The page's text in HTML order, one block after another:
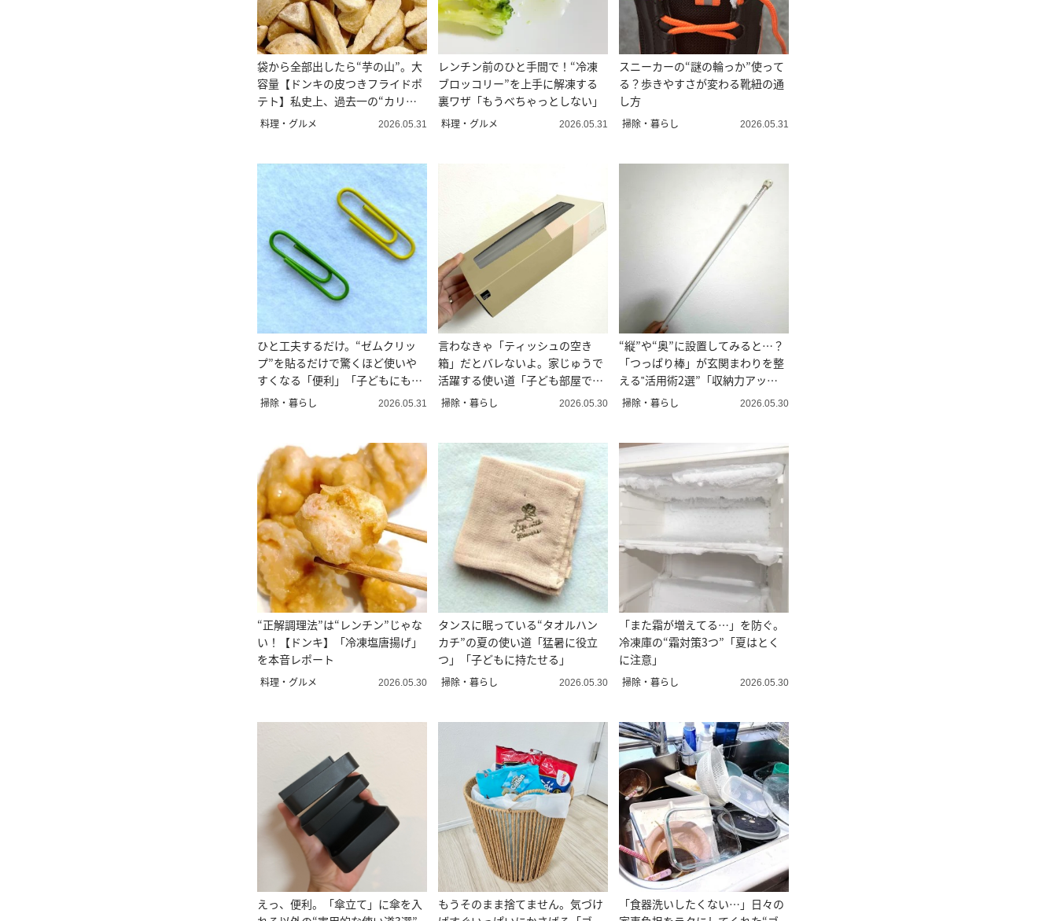
袋から全部出したら“芋の山”。大
容量【ドンキの皮つきフライドポ
テト】私史上、過去一の“カリホ
ク食感”
料理・グルメ 2026.05.31
レンチン前のひと手間で！“冷凍
ブロッコリー”を上手に解凍する
裏ワザ「もうべちゃっとしない」
料理・グルメ 2026.05.31
スニーカーの“謎の輪っか”使って
る？歩きやすさが変わる靴紐の通
し方
掃除・暮らし 2026.05.31
ひと工夫するだけ。“ゼムクリッ
プ”を貼るだけで驚くほど使いや
すくなる「便利」「子どもにも教
える」
掃除・暮らし 2026.05.31
言わなきゃ「ティッシュの空き
箱」だとバレないよ。家じゅうで
活躍する使い道「子ども部屋で使
う」
掃除・暮らし 2026.05.30
“縦”や“奥”に設置してみると…？
「つっぱり棒」が玄関まわりを整
える‟活用術2選”「収納力アッ
プ」
掃除・暮らし 2026.05.30
“正解調理法”は“レンチン”じゃな
い！【ドンキ】「冷凍塩唐揚げ」
を本音レポート
料理・グルメ 2026.05.30
タンスに眠っている“タオルハン
カチ”の夏の使い道「猛暑に役立
つ」「子どもに持たせる」
掃除・暮らし 2026.05.30
「また霜が増えてる…」を防ぐ。
冷凍庫の“霜対策3つ”「夏はとく
に注意」
掃除・暮らし 2026.05.30
えっ、便利。「傘立て」に傘を入
もうそのまま捨てません。気づけ
「食器洗いしたくない…」日々の